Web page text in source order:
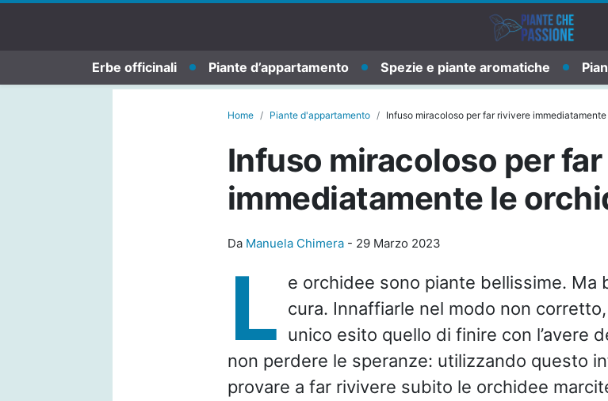
Erbe officinali Piante d’appartamento Spezie e piante aromatiche
Home Piante d'appartamento Infuso miracoloso per far rivivere
Infuso miracoloso per
immediatamente le
Da Manuela Chimera- 29 Marzo 2023
L e orchidee sono piante bellissime. Ma
cura. Innaffiarle nel modo non
unico esito quello di finire con l’avere
non perdere le speranze: utilizzando questo
provare a far rivivere subito le orchidee